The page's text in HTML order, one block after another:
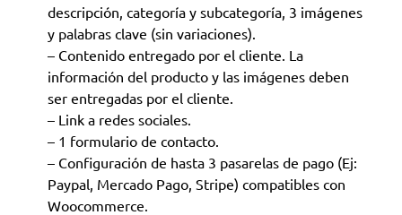
descripción, categoría y subcategoría, 3 imágenes
y palabras clave (sin variaciones).
– Contenido entregado por el cliente. La
información del producto y las imágenes deben
ser entregadas por el cliente.
– Link a redes sociales.
– 1 formulario de contacto.
– Configuración de hasta 3 pasarelas de pago (Ej:
Paypal, Mercado Pago, Stripe) compatibles con
Woocommerce.